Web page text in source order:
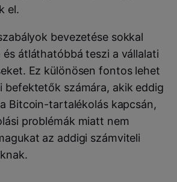
el.
bevezetése sokkal
átláthatóbbá teszi a vállalati
Ez különösen fontos lehet
befektetők számára, akik eddig
Bitcoin-tartalékolás kapcsán,
problémák miatt nem
az addigi számviteli